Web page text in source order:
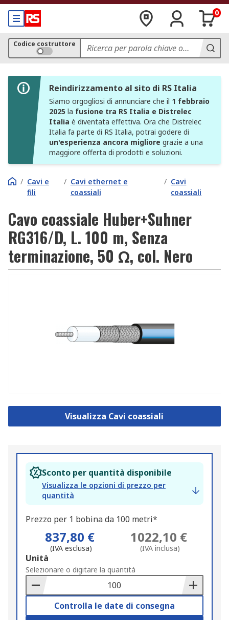
0
Codice costruttore
Reindirizzamento al sito di RS Italia
Siamo orgogliosi di annunciare che il 1 febbraio
2025 la fusione tra RS Italia e Distrelec
Italia è diventata effettiva. Ora che Distrelec
Italia fa parte di RS Italia, potrai godere di
un'esperienza ancora migliore grazie a una
maggiore offerta di prodotti e soluzioni.
/ Cavi e
fili
/ Cavi ethernet e
coassiali
/ Cavi
coassiali
Cavo coassiale Huber+Suhner
RG316/D, L. 100 m, Senza
terminazione, 50 Ω, col. Nero
Visualizza Cavi coassiali
Sconto per quantità disponibile
Visualizza le opzioni di prezzo per
quantità
Prezzo per 1 bobina da 100 metri*
837,80 €
(IVA esclusa)
1022,10 €
(IVA inclusa)
Add
to
Basket
Unità
Selezionare o digitare la quantità
Controlla le date di consegna